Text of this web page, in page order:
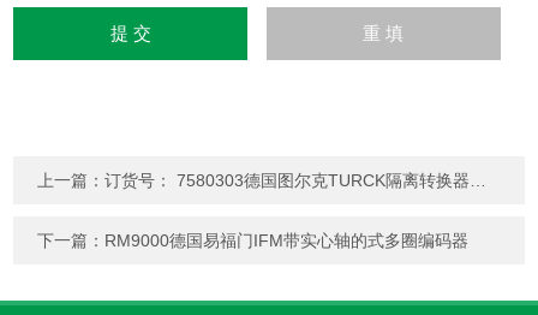
上一篇：订货号： 7580303德国图尔克TURCK隔离转换器上海韬世
下一篇： RM9000德国易福门IFM带实心轴的式多圈编码器